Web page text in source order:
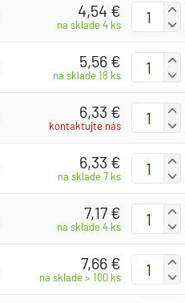
4,54 €
na sklade 4 ks
5,56 €
na sklade 18 ks
6,33 €
kontaktujte nás
6,33 €
na sklade 7 ks
7,17 €
na sklade 4 ks
7,66 €
na sklade > 100 ks